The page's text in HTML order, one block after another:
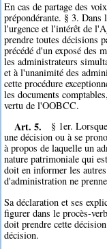
En cas de partage des
prépondérante. § 3. Dans
l'urgence et l'intérêt de
prendre toutes décisions
précédé d'un exposé des
les administrateurs
et à l'unanimité des
cette procédure
les documents
vertu de l'OOBCC.
Art. 5.
§ 1er.
une décision ou à se
à propos de laquelle un
nature patrimoniale qui
doit en informer les
d'administration ne
Sa déclaration et ses
figurer dans le procès-
doit prendre cette
décision.